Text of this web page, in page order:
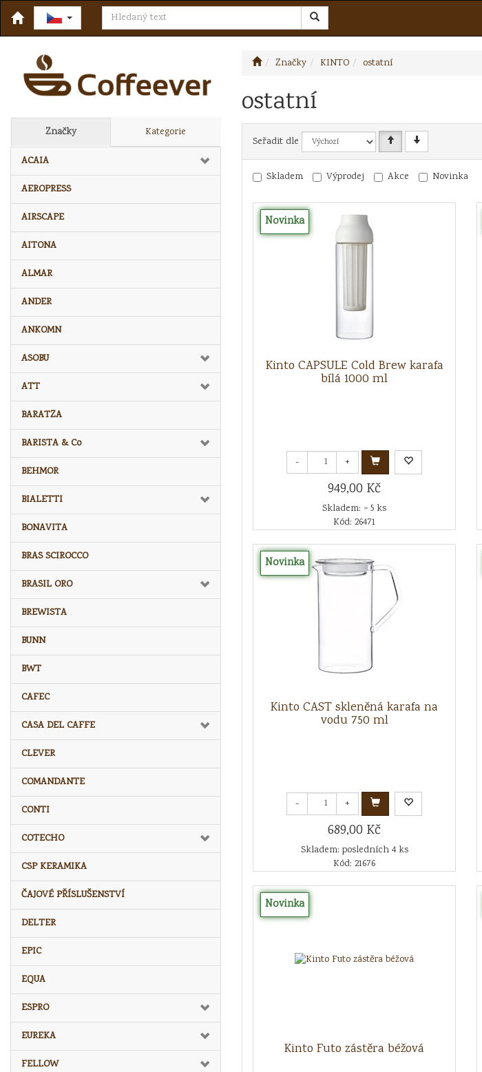
Značky Kategorie
ACAIA
AEROPRESS
AIRSCAPE
AITONA
ALMAR
ANDER
ANKOMN
ASOBU
ATT
BARATZA
BARISTA & Co
BEHMOR
BIALETTI
BONAVITA
BRAS SCIROCCO
BRASIL ORO
BREWISTA
BUNN
BWT
CAFEC
CASA DEL CAFFE
CLEVER
COMANDANTE
CONTI
COTECHO
CSP KERAMIKA
ČAJOVÉ PŘÍSLUŠENSTVÍ
DELTER
EPIC
EQUA
ESPRO
EUREKA
FELLOW
Značky KINTO ostatní
ostatní
Seřadit dle
Skladem Výprodej Akce Novinka
Novinka
Kinto CAPSULE Cold Brew karafa
bílá 1000 ml
- +
949,00 Kč
Skladem: > 5 ks
Kód: 26471
Novinka
Kinto CAST skleněná karafa na
vodu 750 ml
- +
689,00 Kč
Skladem: posledních 4 ks
Kód: 21676
Novinka
Kinto Futo zástěra béžová